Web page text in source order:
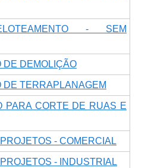
- SEM
DE DEMOLIÇÃO
TERRAPLANAGEM
PARA CORTE DE RUAS E
- COMERCIAL
- INDUSTRIAL